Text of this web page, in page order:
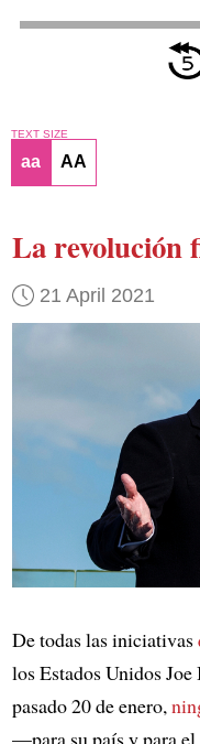
TEXT SIZE
aa AA
La revolución
21 April 2021
De todas las iniciativas
los Estados Unidos
pasado 20 de enero,
—para su país y para